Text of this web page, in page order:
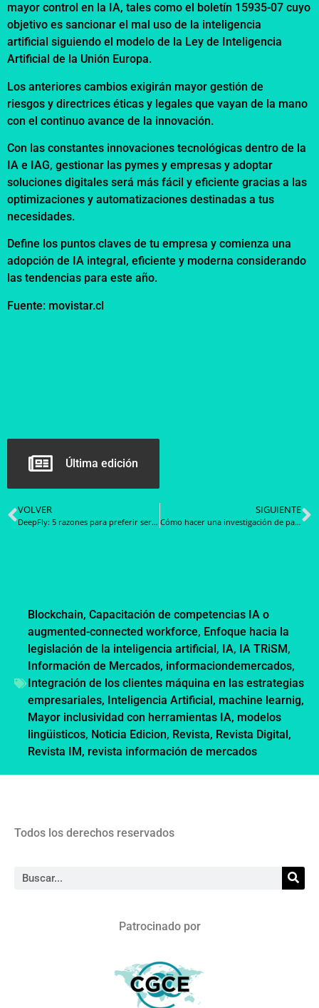
mayor control en la IA, tales como el boletín 15935-07 cuyo
objetivo es sancionar el mal uso de la inteligencia
artificial siguiendo el modelo de la Ley de Inteligencia
Artificial de la Unión Europa.
Los anteriores cambios exigirán mayor gestión de
riesgos y directrices éticas y legales que vayan de la mano
con el continuo avance de la innovación.
Con las constantes innovaciones tecnológicas dentro de la
IA e IAG, gestionar las pymes y empresas y adoptar
soluciones digitales será más fácil y eficiente gracias a las
optimizaciones y automatizaciones destinadas a tus
necesidades.
Define los puntos claves de tu empresa y comienza una
adopción de IA integral, eficiente y moderna considerando
las tendencias para este año.
Fuente: movistar.cl
Última edición
VOLVER
DeepFly: 5 razones para preferir servilletas de 300 unidades
SIGUIENTE
Cómo hacer una investigación de palabras clave con la herramienta Keyword Magic Tool de Semrush
Blockchain, Capacitación de competencias IA o
augmented-connected workforce, Enfoque hacia la
legislación de la inteligencia artificial , IA, IA TRiSM ,
Información de Mercados, informaciondemercados,
Integración de los clientes máquina en las estrategias
empresariales, Inteligencia Artificial , machine learnig,
Mayor inclusividad con herramientas IA, modelos
lingüisticos, Noticia Edicion, Revista, Revista Digital ,
Revista IM , revista información de mercados
Todos los derechos reservados
Patrocinado por